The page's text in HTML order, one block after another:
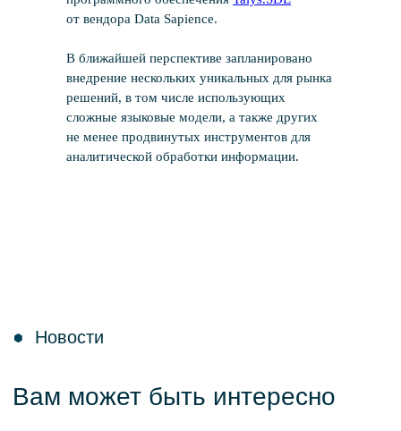
от вендора Data Sapience.
В ближайшей перспективе запланировано
внедрение нескольких уникальных для рынка
решений, в том числе использующих
сложные языковые модели, а также других
не менее продвинутых инструментов для
аналитической обработки информации.
Больше новостей